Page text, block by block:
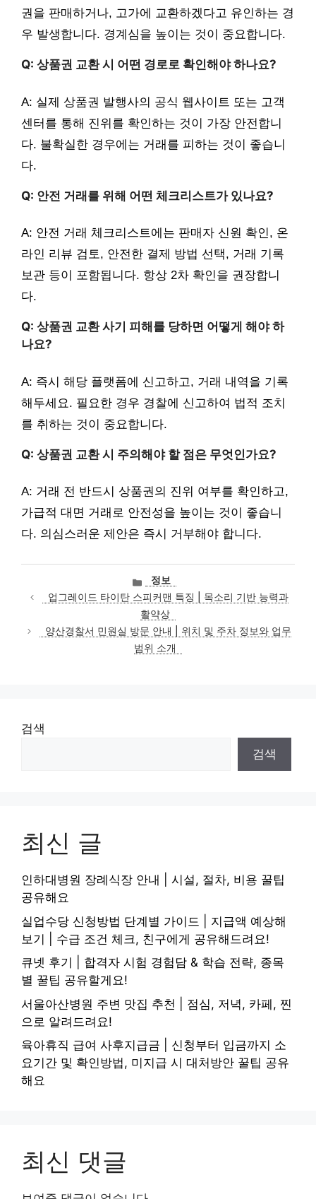
권을 판매하거나, 고가에 교환하겠다고 유인하는 경
우 발생합니다. 경계심을 높이는 것이 중요합니다.
Q: 상품권 교환 시 어떤 경로로 확인해야 하나요?
A: 실제 상품권 발행사의 공식 웹사이트 또는 고객
센터를 통해 진위를 확인하는 것이 가장 안전합니
다. 불확실한 경우에는 거래를 피하는 것이 좋습니
다.
Q: 안전 거래를 위해 어떤 체크리스트가 있나요?
A: 안전 거래 체크리스트에는 판매자 신원 확인, 온
라인 리뷰 검토, 안전한 결제 방법 선택, 거래 기록
보관 등이 포함됩니다. 항상 2차 확인을 권장합니
다.
Q: 상품권 교환 사기 피해를 당하면 어떻게 해야 하
나요?
A: 즉시 해당 플랫폼에 신고하고, 거래 내역을 기록
해두세요. 필요한 경우 경찰에 신고하여 법적 조치
를 취하는 것이 중요합니다.
Q: 상품권 교환 시 주의해야 할 점은 무엇인가요?
A: 거래 전 반드시 상품권의 진위 여부를 확인하고,
가급적 대면 거래로 안전성을 높이는 것이 좋습니
다. 의심스러운 제안은 즉시 거부해야 합니다.
카
테
고
리
정보
업그레이드 타이탄 스피커맨 특징 | 목소리 기반 능력과
활약상
양산경찰서 민원실 방문 안내 | 위치 및 주차 정보와 업무
범위 소개
검색
검색
최신 글
인하대병원 장례식장 안내 | 시설, 절차, 비용 꿀팁
공유해요
실업수당 신청방법 단계별 가이드 | 지급액 예상해
보기 | 수급 조건 체크, 친구에게 공유해드려요!
큐넷 후기 | 합격자 시험 경험담 & 학습 전략, 종목
별 꿀팁 공유할게요!
서울아산병원 주변 맛집 추천 | 점심, 저녁, 카페, 찐
으로 알려드려요!
육아휴직 급여 사후지급금 | 신청부터 입금까지 소
요기간 및 확인방법, 미지급 시 대처방안 꿀팁 공유
해요
최신 댓글